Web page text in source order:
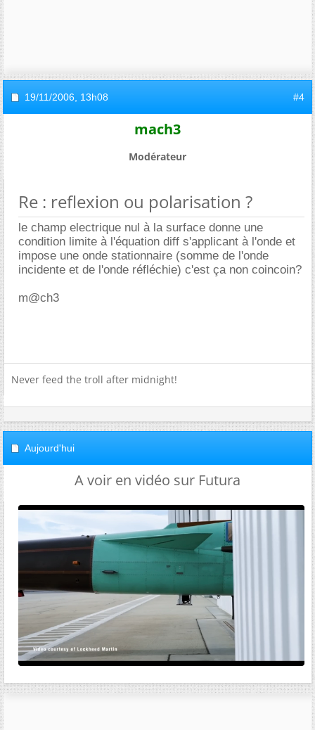
19/11/2006, 13h08 #4
mach3
Modérateur
Re : reflexion ou polarisation ?
le champ electrique nul à la surface donne une
condition limite à l'équation diff s'applicant à l'onde et
impose une onde stationnaire (somme de l'onde
incidente et de l'onde réfléchie) c'est ça non coincoin?
m@ch3
Never feed the troll after midnight!
Aujourd'hui
A voir en vidéo sur Futura